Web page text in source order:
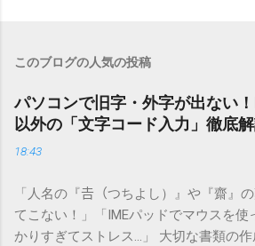
このブログの人気の投稿
パソコンで旧字・外字が出ない
以外の「文字コード入力」徹底
18:43
「人名の『𠮷（つちよし）』や『齋』
てこない！」「IMEパッドでマウスを
かりすぎてストレス…」 大切な書類の作